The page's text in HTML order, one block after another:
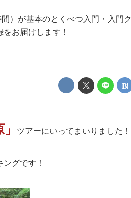
）が基本のとくべつ入門・入門ク
お届けします！
ツアーにいってまいりました！
グです！